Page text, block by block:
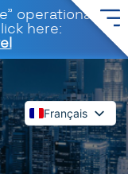
operational
here:
Français
English
Español